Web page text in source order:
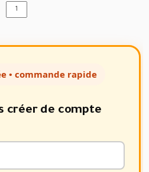
• commande rapide
créer de compte